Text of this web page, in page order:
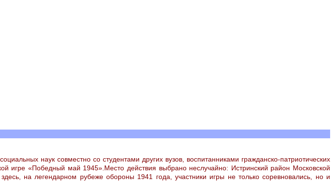
наук совместно со студентами других вузов, воспитанниками гражданско-патриотических
игре «Победный май 1945».Место действия выбрано неслучайно: Истринский район Московской
на легендарном рубеже обороны 1941 года, участники игры не только соревновались, но и